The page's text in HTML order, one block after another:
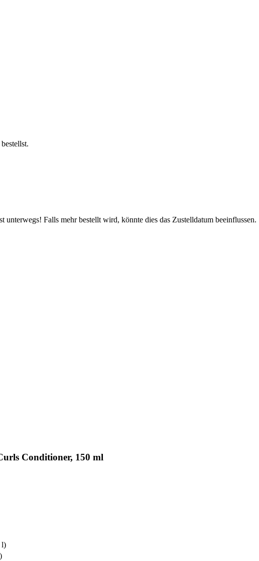
bestellst.
Falls mehr bestellt wird, könnte dies das Zustelldatum beeinflussen.
Conditioner, 150 ml
l)